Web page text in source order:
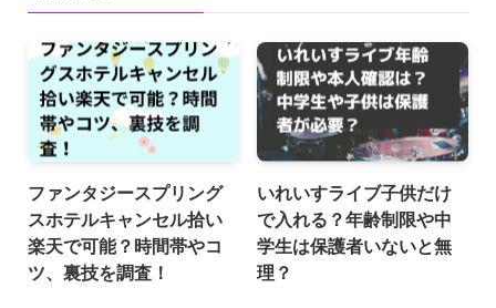
ファンタジースプリング
スホテルキャンセル拾い
楽天で可能？時間帯やコ
ツ、裏技を調査！
いれいすライブ子供だけ
で入れる？年齢制限や中
学生は保護者いないと無
理？